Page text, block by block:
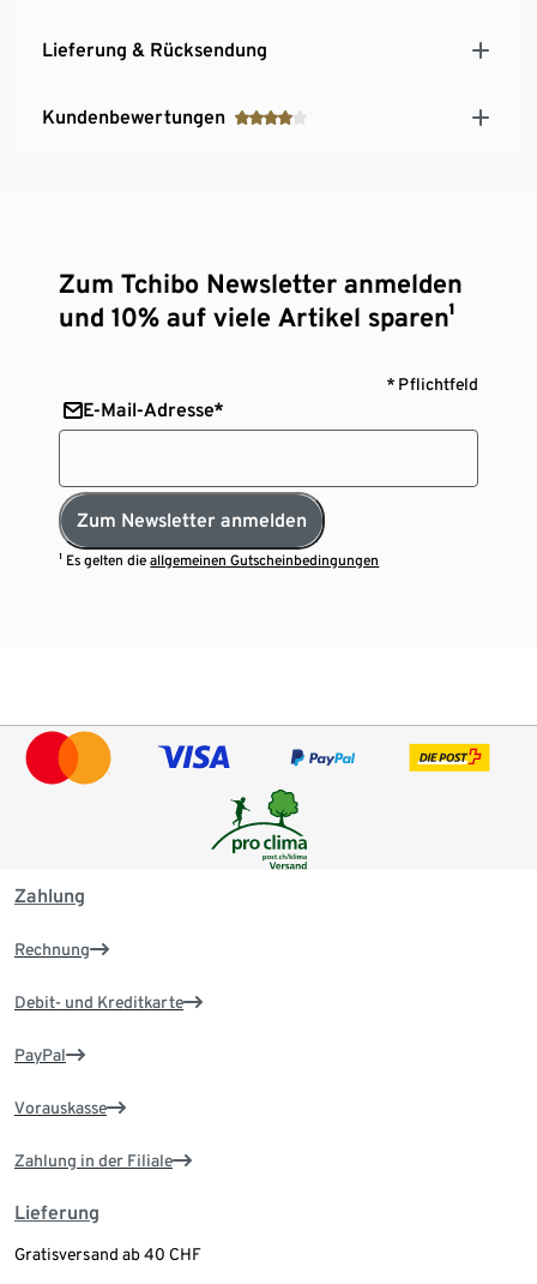
Lieferung & Rücksendung
Kundenbewertungen
Zum Tchibo Newsletter anmelden
und 10% auf viele Artikel sparen¹
* Pflichtfeld
E-Mail-Adresse*
Zum Newsletter anmelden
¹ Es gelten dieallgemeinen Gutscheinbedingungen
Zahlung
Rechnung
Debit- und Kreditkarte
PayPal
Vorauskasse
Zahlung in der Filiale
Lieferung
Gratisversand ab 40 CHF